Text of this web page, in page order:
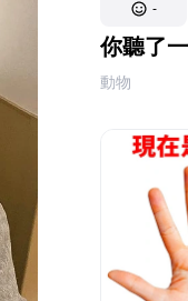
-
你聽了
動物